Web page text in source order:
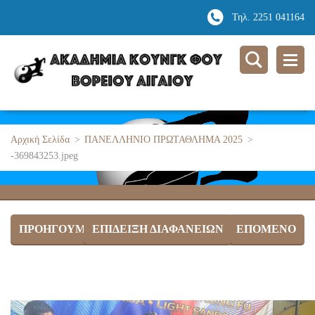
Τηλ. 2251 041164
Αρχική Σελίδα > ΠΑΝΕΛΛΗΝΙΟ ΠΡΩΤΑΘΛΗΜΑ 2025 >
-369843253.jpeg
ΠΡΟΗΓΟΎΜΕΝΟΕΠΊΔΕΙΞΗ ΔΙΑΦΑΝΕΙΏΝ ΕΠΌΜΕΝΟ